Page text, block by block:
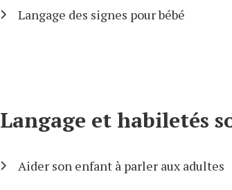
Langage des signes pour bébé
Langage et habiletés
Aider son enfant à parler aux adultes